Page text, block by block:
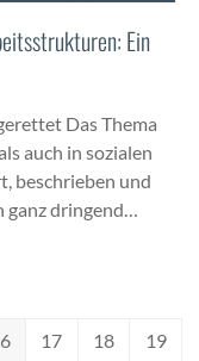
Ein
Das The­ma
auch in sozialen
beschrieben und
ganz drin­gend…
Seite
17 Seite
18 Seite
19